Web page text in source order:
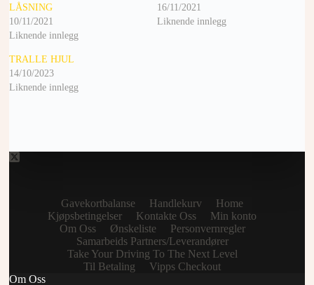
LÅSNING
10/11/2021
Liknende innlegg
16/11/2021
Liknende innlegg
TRALLE HJUL
14/10/2023
Liknende innlegg
Gavekortbalanse Handlekurv
Home
Kjøpsbetingelser
Kontakte Oss
Min konto
Om Oss
Ønskeliste
Personvernregler
Samarbeids Partners/Leverandører
Take Your Driving To The Next Level
Til Betaling
Vipps Checkout
Om Oss